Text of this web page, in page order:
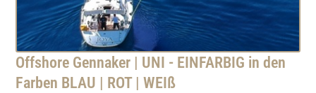
Offshore Gennaker | UNI - EINFARBIG in den
Farben BLAU | ROT | WEIß